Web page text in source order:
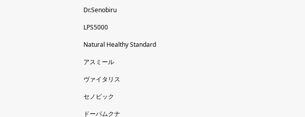
Dr.Senobiru
LPS5000
Natural Healthy Standard
アスミール
ヴァイタリス
セノビック
ドーパムクナ